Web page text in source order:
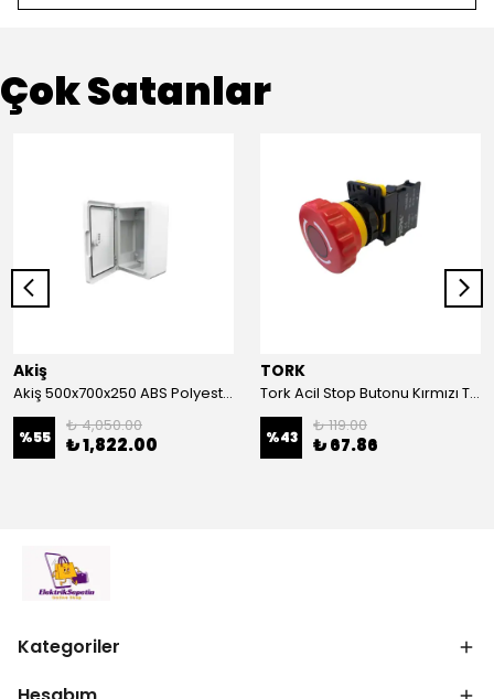
Çok Satanlar
Akiş
Akiş 500x700x250 ABS Polyester Pano | Duvar Pano | Plastik Elektrik Panosu
%55
₺ 4,050.00
₺ 1,822.00
TORK
Tork Acil Stop Butonu Kırmızı TRK-A3-01ZS Acil Durum Butonu | Kırmızı Mantar Tipi NC1
%43
₺ 119.00
₺ 67.86
Kategoriler